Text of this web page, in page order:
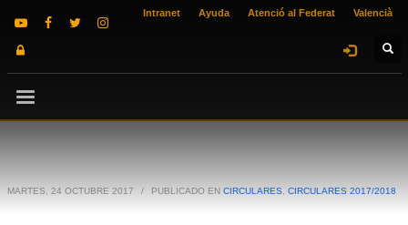
Intranet Ayuda Atenció al Federat Valencià
MARTES, 24 OCTUBRE 2017 / PUBLICADO EN CIRCULARES CIRCULARES 2017/2018